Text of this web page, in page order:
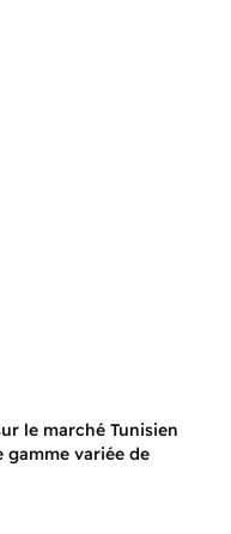
le marché Tunisien
gamme variée de